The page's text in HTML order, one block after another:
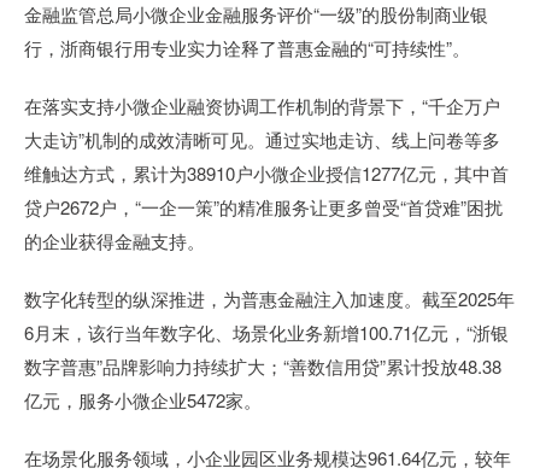
金融监管总局小微企业金融服务评价“一级”的股份制商业银
行，浙商银行用专业实力诠释了普惠金融的“可持续性”。
在落实支持小微企业融资协调工作机制的背景下，“千企万户
大走访”机制的成效清晰可见。通过实地走访、线上问卷等多
维触达方式，累计为38910户小微企业授信1277亿元，其中首
贷户2672户，“一企一策”的精准服务让更多曾受“首贷难”困扰
的企业获得金融支持。
数字化转型的纵深推进，为普惠金融注入加速度。截至2025年
6月末，该行当年数字化、场景化业务新增100.71亿元，“浙银
数字普惠”品牌影响力持续扩大；“善数信用贷”累计投放48.38
亿元，服务小微企业5472家。
在场景化服务领域，小企业园区业务规模达961.64亿元，较年